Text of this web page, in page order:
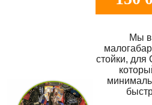
Мы
стойки,